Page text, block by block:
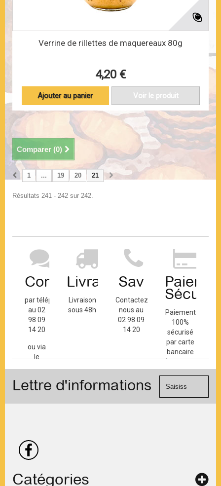
Verrine de rillettes de maquereaux 80g
4,20 €
Ajouter au panier Voir le produit
Comparer (0)
1 ... 19 20 21
Résultats 241 - 242 sur 242.
Contact
par téléphone
au 02
98 09
14 20
ou via
le
contact
Livraison
Livraison
sous 48h
Sav
Contactez-
nous au
02 98 09
14 20
Paiement
100%
sécurisé
par carte
bancaire
(Mastercard,
Visa, ...) et
Lettre d'informations
Catégories